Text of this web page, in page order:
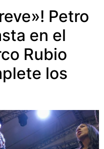
Petro
en el
Rubio
los